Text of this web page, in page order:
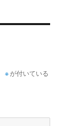
※ が付いている